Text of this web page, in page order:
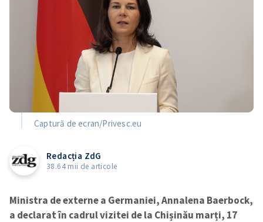
Captură de ecran/Privesc.eu
Redacția ZdG
38.64 mii de articole
Ministra de externe a Germaniei, Annalena Baerbock,
a declarat în cadrul vizitei de la Chișinău marți, 17